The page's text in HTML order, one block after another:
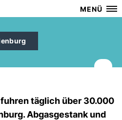
MENÜ
fuhren täglich über 30.000
Abgasgestank und